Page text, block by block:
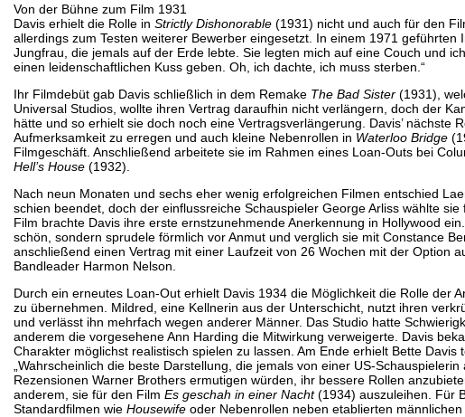
Von der Bühne zum Film 1931
Davis erhielt die Rolle in Strictly Dishonorable (1931) nicht und auch für den
allerdings zum Testen weiterer Bewerber eingesetzt. In einem 1971
Jungfrau, die jemals auf der Erde lebte. Sie legten mich auf eine Couch und
einen leidenschaftlichen Kuss geben. Oh, ich dachte, ich muss sterben.“
Ihr Filmdebüt gab Davis schließlich in dem Remake The Bad Sister (1931),
Universal Studios, wollte ihren Vertrag daraufhin nicht verlängern, doch der
hätte und so erhielt sie doch noch eine Vertragsverlängerung. Davis’ nächste
Aufmerksamkeit zu erregen und auch kleine Nebenrollen in Waterloo Bridge
Filmgeschäft. Anschließend arbeitete sie im Rahmen eines Loan-Outs bei
Hell’s House (1932).
Nach neun Monaten und sechs eher wenig erfolgreichen Filmen entschied
schien beendet, doch der einflussreiche Schauspieler George Arliss wählte
Film brachte Davis ihre erste ernstzunehmende Anerkennung in Hollywood
schön, sondern sprudele förmlich vor Anmut und verglich sie mit Constance
anschließend einen Vertrag mit einer Laufzeit von 26 Wochen mit der Option
Bandleader Harmon Nelson.
Durch ein erneutes Loan-Out erhielt Davis 1934 die Möglichkeit die Rolle der
zu übernehmen. Mildred, eine Kellnerin aus der Unterschicht, nutzt ihren
und verlässt ihn mehrfach wegen anderer Männer. Das Studio hatte
anderem die vorgesehene Ann Harding die Mitwirkung verweigerte. Davis
Charakter möglichst realistisch spielen zu lassen. Am Ende erhielt Bette
„Wahrscheinlich die beste Darstellung, die jemals von einer US-
Rezensionen Warner Brothers ermutigen würden, ihr bessere Rollen
anderem, sie für den Film Es geschah in einer Nacht(1934) auszuleihen. Für
Standardfilmen wie Housewife oder Nebenrollen neben etablierten